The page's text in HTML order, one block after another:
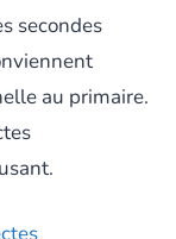
secondes
au primaire.